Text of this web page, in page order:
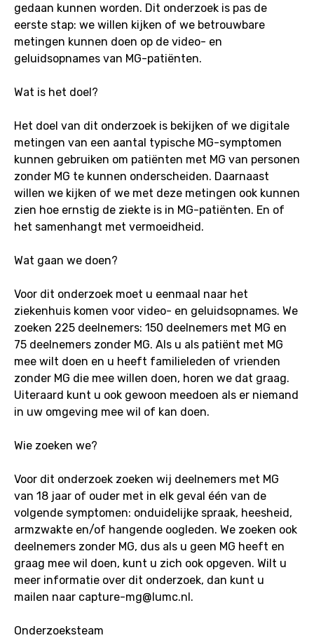
gedaan kunnen worden. Dit onderzoek is pas de
eerste stap: we willen kijken of we betrouwbare
metingen kunnen doen op de video- en
geluidsopnames van MG-patiënten.
Wat is het doel?
Het doel van dit onderzoek is bekijken of we digitale
metingen van een aantal typische MG-symptomen
kunnen gebruiken om patiënten met MG van personen
zonder MG te kunnen onderscheiden. Daarnaast
willen we kijken of we met deze metingen ook kunnen
zien hoe ernstig de ziekte is in MG-patiënten. En of
het samenhangt met vermoeidheid.
Wat gaan we doen?
Voor dit onderzoek moet u eenmaal naar het
ziekenhuis komen voor video- en geluidsopnames. We
zoeken 225 deelnemers: 150 deelnemers met MG en
75 deelnemers zonder MG. Als u als patiënt met MG
mee wilt doen en u heeft familieleden of vrienden
zonder MG die mee willen doen, horen we dat graag.
Uiteraard kunt u ook gewoon meedoen als er niemand
in uw omgeving mee wil of kan doen.
Wie zoeken we?
Voor dit onderzoek zoeken wij deelnemers met MG
van 18 jaar of ouder met in elk geval één van de
volgende symptomen: onduidelijke spraak, heesheid,
armzwakte en/of hangende oogleden. We zoeken ook
deelnemers zonder MG, dus als u geen MG heeft en
graag mee wil doen, kunt u zich ook opgeven. Wilt u
meer informatie over dit onderzoek, dan kunt u
mailen naar capture-mg@lumc.nl.
Onderzoeksteam